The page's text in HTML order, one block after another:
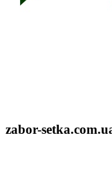
zabor-